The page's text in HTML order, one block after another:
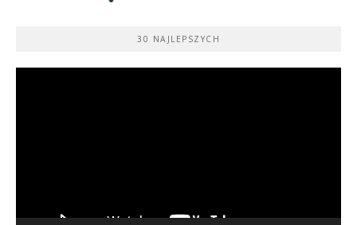
30 NAJLEPSZYCH